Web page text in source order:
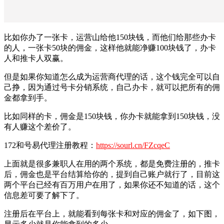
比如你办了一张卡，运营山给他150块钱，而他们给那些办卡
的人，一张卡50块的佣金，这样他就能净赚100块钱了，办卡
人和推卡人双赢。
但是如果你知道怎么成为运营商代理的话，这个钱完全可以自
己挣，因为通过号卡分销系统，自己办卡，就可以把所有的佣
金都拿到手。
比如同样的卡，佣金是150块钱，你办卡就能拿到150块钱，没
有人赚这个差价了。
172和号易代理注册教程： https://sourl.cn/FZcqeC
上面就是很多兼职人在用的两个系统，都是免费注册的，推卡
后，佣金也是平台结算给你的，提到自己账户就行了，目前这
两个平台已经有百万用户在用了，如果你还不知道的话，这个
信息差可要了解下了。
注册后在平台上，就能看到每张卡和对应的佣金了，如下图，